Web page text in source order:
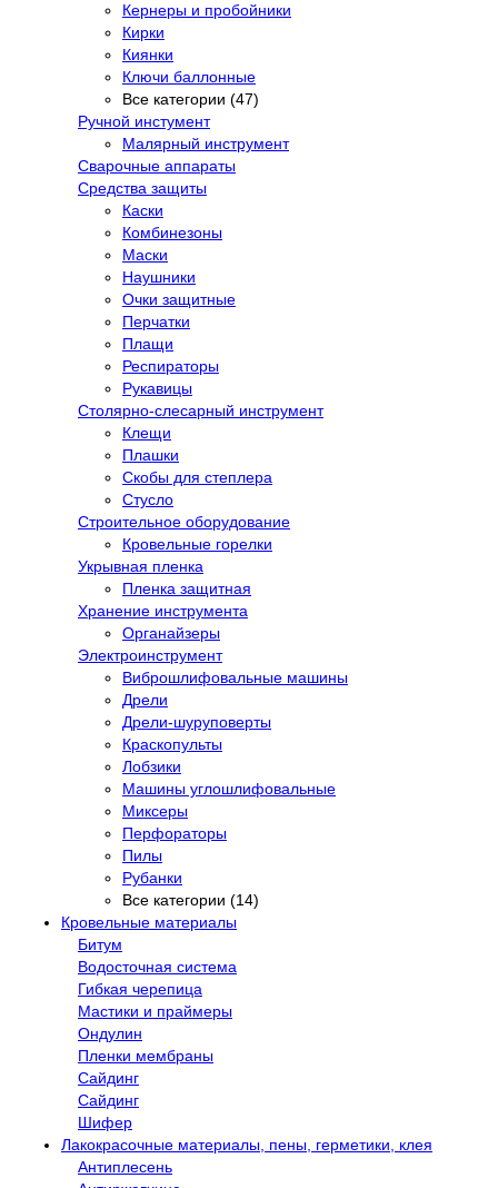
Кернеры и пробойники
Кирки
Киянки
Ключи баллонные
Все категории (47)
Ручной инстумент
Малярный инструмент
Сварочные аппараты
Средства защиты
Каски
Комбинезоны
Маски
Наушники
Очки защитные
Перчатки
Плащи
Респираторы
Рукавицы
Столярно-слесарный инструмент
Клещи
Плашки
Скобы для степлера
Стусло
Строительное оборудование
Кровельные горелки
Укрывная пленка
Пленка защитная
Хранение инструмента
Органайзеры
Электроинструмент
Виброшлифовальные машины
Дрели
Дрели-шуруповерты
Краскопульты
Лобзики
Машины углошлифовальные
Миксеры
Перфораторы
Пилы
Рубанки
Все категории (14)
Кровельные материалы
Битум
Водосточная система
Гибкая черепица
Мастики и праймеры
Ондулин
Пленки мембраны
Сайдинг
Сайдинг
Шифер
Лакокрасочные материалы, пены, герметики, клея
Антиплесень